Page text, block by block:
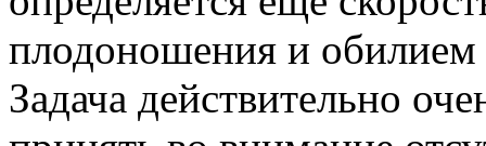
плодоношения и
Задача действительно